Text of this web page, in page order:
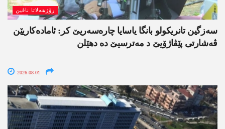
رۆژھەلاتا ناڤین
سەزگین تانریکولو بانگا یاسایا چارەسەریێ کر: ئامادەکاریێن
ڤەشارتی پێڤاژۆیێ د مەترسیێ دە دھێلن
2026-08-01